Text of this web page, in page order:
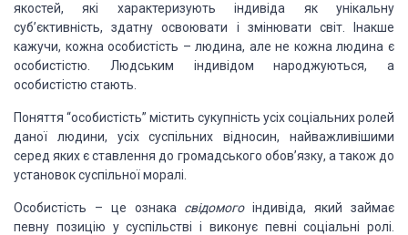
якостей, які характеризують індивіда як унікальну
суб’єктивність, здатну освоювати і змінювати світ. Інакше
кажучи, кожна особистість – людина, але не кожна людина є
особистістю. Людським індивідом народжуються, а
особистістю стають.
Поняття “особистість” містить сукупність усіх соціальних ролей
даної людини, усіх суспільних відносин, найважливішими
серед яких є ставлення до громадського обов’язку, а також до
установок суспільної моралі.
Особистість – це ознака свідомогоіндивіда, який займає
певну позицію у суспільстві і виконує певні соціальні ролі.